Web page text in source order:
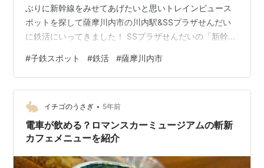
ぶりに新幹線をみせてあげたいと思いトレインビュース
ポットを探して薩摩川内市の川内駅&SSプラザせんだい
に鉄活にいってきました！ SSプラザせんだいの「新幹線
の様子 周辺の様子 感想まとめ SSプラザせんだいとは？
「薩摩川内市川内駅コンベンションセンター」 多目的ホ
ールや多数の会議室、市民交流スペースを備えた新たな
交流拠点として2021年1月にオープンしたばかりの施設で
す。 プレイスペースもありとても綺麗な授乳室や子ども
トイレもあるため…
#子鉄スポット #鉄活 #薩摩川内市
イチゴのうさぎ • 5年前
電車が飲める？ロマンスカーミュージアムの斬新
カフェメニューを紹介